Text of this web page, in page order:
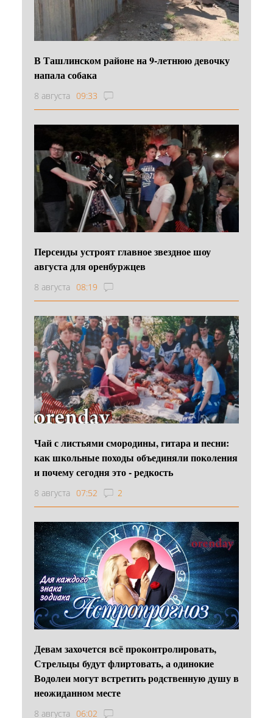
В Ташлинском районе на 9-летнюю девочку
напала собака
8 августа 09:33
Персеиды устроят главное звездное шоу
августа для оренбуржцев
8 августа 08:19
Чай с листьями смородины, гитара и песни:
как школьные походы объединяли поколения
и почему сегодня это - редкость
8 августа 07:52 2
Девам захочется всё проконтролировать,
Стрельцы будут флиртовать, а одинокие
Водолеи могут встретить родственную душу в
неожиданном месте
8 августа 06:02